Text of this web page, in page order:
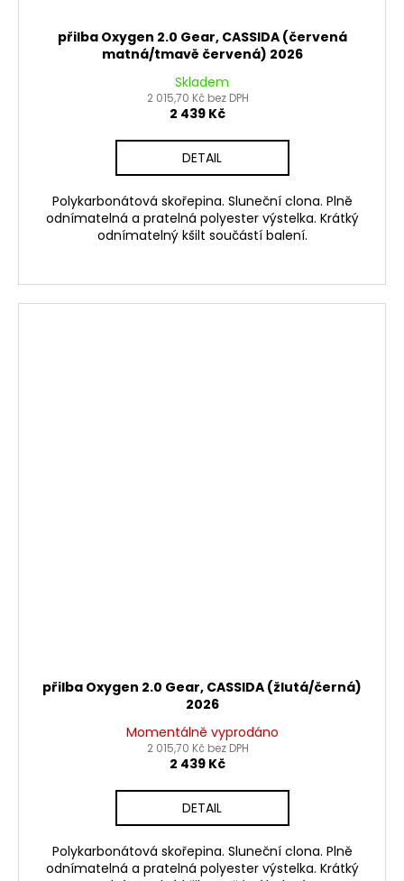
přilba Oxygen 2.0 Gear, CASSIDA (červená
matná/tmavě červená) 2026
Skladem
2 015,70 Kč bez DPH
2 439 Kč
DETAIL
Polykarbonátová skořepina. Sluneční clona. Plně
odnímatelná a pratelná polyester výstelka. Krátký
odnímatelný kšilt součástí balení.
přilba Oxygen 2.0 Gear, CASSIDA (žlutá/černá)
2026
Momentálně vyprodáno
2 015,70 Kč bez DPH
2 439 Kč
DETAIL
Polykarbonátová skořepina. Sluneční clona. Plně
odnímatelná a pratelná polyester výstelka. Krátký